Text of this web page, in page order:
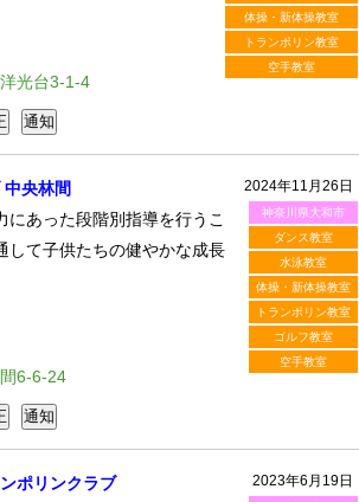
体操・新体操教室
トランポリン教室
空手教室
光台3-1-4
2024年11月26日
神奈川県大和市
ダンス教室
水泳教室
体操・新体操教室
トランポリン教室
ゴルフ教室
空手教室
央林間
にあった段階別指導を行うこ
して子供たちの健やかな成長
6-6-24
2023年6月19日
ポリンクラブ